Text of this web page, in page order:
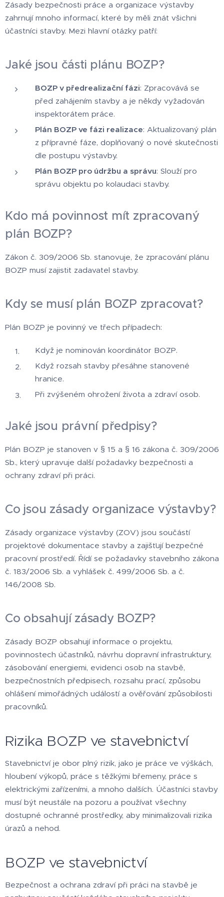
Zásady bezpečnosti práce a organizace výstavby
zahrnují mnoho informací, které by měli znát všichni
účastníci stavby. Mezi hlavní otázky patří:
Jaké jsou části plánu BOZP?
BOZP v předrealizační fázi: Zpracovává se
před zahájením stavby a je někdy vyžadován
inspektorátem práce.
Plán BOZP ve fázi realizace: Aktualizovaný plán
z přípravné fáze, doplňovaný o nové skutečnosti
dle postupu výstavby.
Plán BOZP pro údržbu a správu: Slouží pro
správu objektu po kolaudaci stavby.
Kdo má povinnost mít zpracovaný
plán BOZP?
Zákon č. 309/2006 Sb. stanovuje, že zpracování plánu
BOZP musí zajistit zadavatel stavby.
Kdy se musí plán BOZP zpracovat?
Plán BOZP je povinný ve třech případech:
Když je nominován koordinátor BOZP.
Když rozsah stavby přesáhne stanovené
hranice.
Při zvýšeném ohrožení života a zdraví osob.
Jaké jsou právní předpisy?
Plán BOZP je stanoven v § 15 a § 16 zákona č. 309/2006
Sb., který upravuje další požadavky bezpečnosti a
ochrany zdraví při práci.
Co jsou zásady organizace výstavby?
Zásady organizace výstavby (ZOV) jsou součástí
projektové dokumentace stavby a zajišťují bezpečné
pracovní prostředí. Řídí se požadavky stavebního zákona
č. 183/2006 Sb. a vyhlášek č. 499/2006 Sb. a č.
146/2008 Sb.
Co obsahují zásady BOZP?
Zásady BOZP obsahují informace o projektu,
povinnostech účastníků, návrhu dopravní infrastruktury,
zásobování energiemi, evidenci osob na stavbě,
bezpečnostních předpisech, rozsahu prací, způsobu
ohlášení mimořádných událostí a ověřování způsobilosti
pracovníků.
Rizika BOZP ve stavebnictví
Stavebnictví je obor plný rizik, jako je práce ve výškách,
hloubení výkopů, práce s těžkými břemeny, práce s
elektrickými zařízeními, a mnoho dalších. Účastníci stavby
musí být neustále na pozoru a používat všechny
dostupné ochranné prostředky, aby minimalizovali rizika
úrazů a nehod.
BOZP ve stavebnictví
Bezpečnost a ochrana zdraví při práci na stavbě je